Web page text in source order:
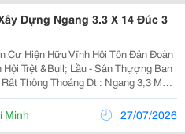
Dựng Ngang 3.3 X 14 Đúc 3
Cư Hiện Hữu Vĩnh Hội Tôn Đản Đoàn
Ban
Thông Thoáng Dt : Ngang 3,3 M
Đủ) Sổ Hồng :46 Diện Tích Sử
Minh 27/07/2026